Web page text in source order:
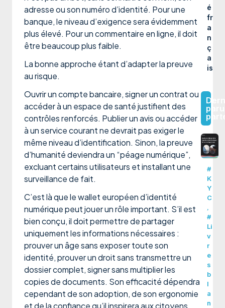
adresse ou son numéro d’identité. Pour une
banque, le niveau d’exigence sera évidemment
plus élevé. Pour un commentaire en ligne, il doit
être beaucoup plus faible.
La bonne approche étant d’adapter la preuve
au risque.
Ouvrir un compte bancaire, signer un contrat ou
accéder à un espace de santé justifient des
contrôles renforcés. Publier un avis ou accéder
à un service courant ne devrait pas exiger le
même niveau d’identification. Sinon, la preuve
d’humanité deviendra un “péage numérique”,
excluant certains utilisateurs et installant une
surveillance de fait.
C’est là que le wallet européen d’identité
numérique peut jouer un rôle important. S’il est
bien conçu, il doit permettre de partager
uniquement les informations nécessaires :
prouver un âge sans exposer toute son
identité, prouver un droit sans transmettre un
dossier complet, signer sans multiplier les
copies de documents. Son efficacité dépendra
cependant de son adoption, de son ergonomie
é
fr
a
n
ç
a
is
#
K
Y
C
,
#
Li
v
r
e
s
b
l
a
n